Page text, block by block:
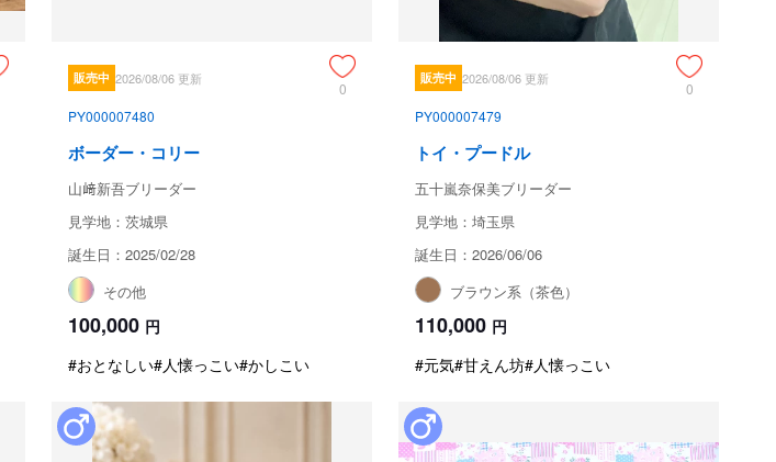
販売中 2026/08/06 更新
0
PY000007480
ボーダー・コリー
山﨑新吾ブリーダー
見学地：茨城県
誕生日：2025/02/28
その他
100,000 円
#おとなしい#人懐っこい#かしこい
販売中 2026/08/06 更新
0
PY000007479
トイ・プードル
五十嵐奈保美ブリーダー
見学地：埼玉県
誕生日：2026/06/06
ブラウン系（茶色）
110,000 円
#元気#甘えん坊#人懐っこい